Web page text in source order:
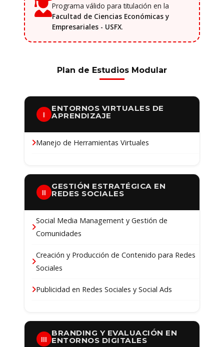
Programa válido para titulación en la
Facultad de Ciencias Económicas y
Empresariales - USFX.
Plan de Estudios Modular
I
ENTORNOS VIRTUALES DE
APRENDIZAJE
Manejo de Herramientas Virtuales
II
GESTIÓN ESTRATÉGICA EN
REDES SOCIALES
Social Media Management y Gestión de
Comunidades
Creación y Producción de Contenido para Redes
Sociales
Publicidad en Redes Sociales y Social Ads
III
BRANDING Y EVALUACIÓN EN
ENTORNOS DIGITALES